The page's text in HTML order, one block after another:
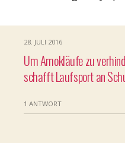
28. JULI 2016
Um Amokläufe zu
schafft Laufsport an
1 ANTWORT